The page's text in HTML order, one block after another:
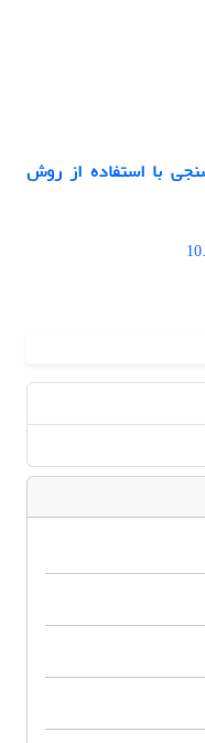
با استفاده از روش